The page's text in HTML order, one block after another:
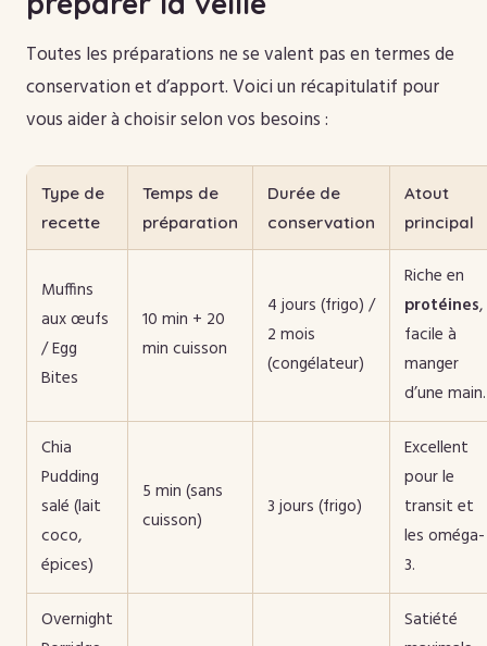
Toutes les préparations ne se valent pas en termes de
conservation et d’apport. Voici un récapitulatif pour
vous aider à choisir selon vos besoins :
Type de
recette
Temps de
préparation
Durée de
conservation
Atout
principal
Muffins
aux œufs
/ Egg
Bites
10 min + 20
min cuisson
4 jours (frigo) /
2 mois
(congélateur)
Riche en
protéines,
facile à
manger
d’une main.
Chia
Pudding
salé (lait
coco,
épices)
5 min (sans
cuisson)
3 jours (frigo)
Excellent
pour le
transit et
les oméga-
3.
Overnight
Satiété